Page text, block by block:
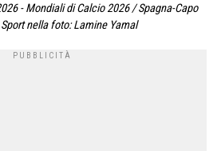
- Mondiali di Calcio 2026 / Spagna-Capo
nella foto: Lamine Yamal